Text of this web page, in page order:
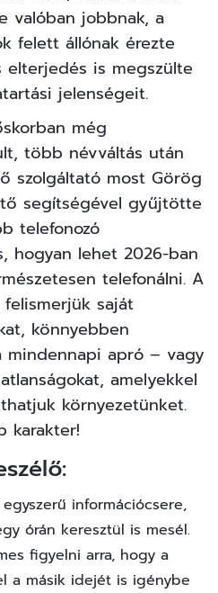
valóban jobbnak, a
felett állónak érezte
is megszülte
jelenségeit.
még
több névváltás után
szolgáltató most Görög
segítségével gyűjtötte
telefonozó
hogyan lehet 2026-ban
telefonálni. A
saját
könnyebben
mindennapi apró – vagy
amelyekkel
környezetünket.
karakter!
információcsere,
órán keresztül is mesél.
figyelni arra, hogy a
a másik idejét is igénybe